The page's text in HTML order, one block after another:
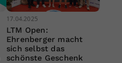
17.04.2025
LTM Open:
Ehrenberger macht
sich selbst das
schönste Geschenk